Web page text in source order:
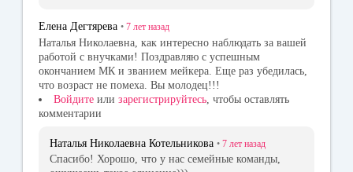
Елена Дегтярева • 7 лет назад
Наталья Николаевна, как интересно наблюдать за вашей
работой с внучками! Поздравляю с успешным
окончанием МК и званием мейкера. Еще раз убедилась,
что возраст не помеха. Вы молодец!!!
Войдите или зарегистрируйтесь , чтобы оставлять
комментарии
Наталья Николаевна Котельникова • 7 лет назад
Спасибо! Хорошо, что у нас семейные команды,